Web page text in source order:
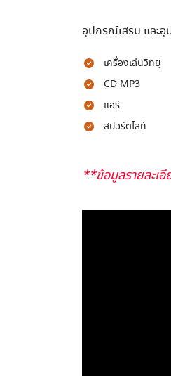
อุปกรณ์เสริม และ
เครื่องเล่นวิทยุ
CD MP3
แอร์
สปอร์ตไลท์
**ข้อมูลรายละเ